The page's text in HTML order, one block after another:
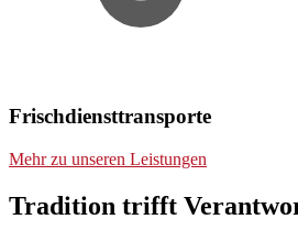
Frischdienst­transporte
Mehr zu unseren Leistungen
Tradition trifft